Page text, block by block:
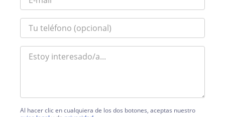
Al hacer clic en cualquiera de los dos botones, aceptas nuestro